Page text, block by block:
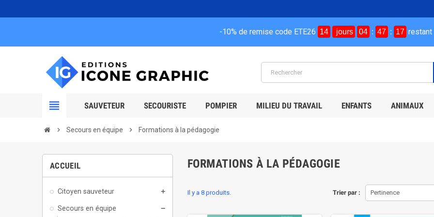
-10% de remise code ETE26 14 jours 04 : 47 : 16 restant
view_headline SAUVETEUR SECOURISTE POMPIER MILIEU DU TRAVAIL ENFANTS ANIMAUX
chevron_right Secours en équipe chevron_right Formations à la pédagogie
ACCUEIL
Citoyen sauveteur add
Secours en équipe remove
FORMATIONS À LA PÉDAGOGIE
Trier par : Pertinence
Il y a 8 produits.